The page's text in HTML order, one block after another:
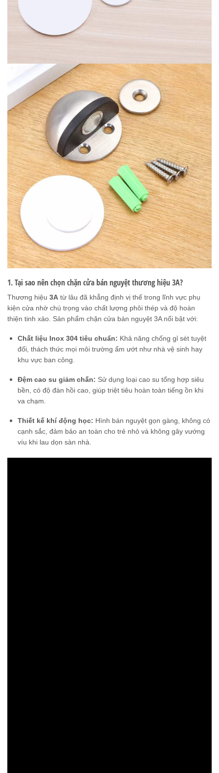
1. Tại sao nên chọn chặn cửa bán nguyệt thương hiệu 3A?
Thương hiệu 3A từ lâu đã khẳng định vị thế trong lĩnh vực phụ
kiện cửa nhờ chú trọng vào chất lượng phôi thép và độ hoàn
thiện tinh xảo. Sản phẩm chặn cửa bán nguyệt 3A nổi bật với:
Chất liệu Inox 304 tiêu chuẩn: Khả năng chống gỉ sét tuyệt
đối, thách thức mọi môi trường ẩm ướt như nhà vệ sinh hay
khu vực ban công.
Đệm cao su giảm chấn: Sử dụng loại cao su tổng hợp siêu
bền, có độ đàn hồi cao, giúp triệt tiêu hoàn toàn tiếng ồn khi
va chạm.
Thiết kế khí động học: Hình bán nguyệt gọn gàng, không có
cạnh sắc, đảm bảo an toàn cho trẻ nhỏ và không gây vướng
víu khi lau dọn sàn nhà.